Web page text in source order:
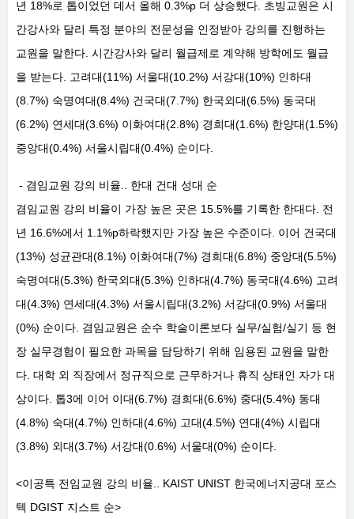
년 18%로 톱이었던 데서 올해 0.3%p 더 상승했다. 초빙교원은 시
간강사와 달리 특정 분야의 전문성을 인정받아 강의를 진행하는
교원을 말한다. 시간강사와 달리 월급제로 계약해 방학에도 월급
을 받는다. 고려대(11%) 서울대(10.2%) 서강대(10%) 인하대
(8.7%) 숙명여대(8.4%) 건국대(7.7%) 한국외대(6.5%) 동국대
(6.2%) 연세대(3.6%) 이화여대(2.8%) 경희대(1.6%) 한양대(1.5%)
중앙대(0.4%) 서울시립대(0.4%) 순이다.
- 겸임교원 강의 비율.. 한대 건대 성대 순
겸임교원 강의 비율이 가장 높은 곳은 15.5%를 기록한 한대다. 전
년 16.6%에서 1.1%p하락했지만 가장 높은 수준이다. 이어 건국대
(13%) 성균관대(8.1%) 이화여대(7%) 경희대(6.8%) 중앙대(5.5%)
숙명여대(5.3%) 한국외대(5.3%) 인하대(4.7%) 동국대(4.6%) 고려
대(4.3%) 연세대(4.3%) 서울시립대(3.2%) 서강대(0.9%) 서울대
(0%) 순이다. 겸임교원은 순수 학술이론보다 실무/실험/실기 등 현
장 실무경험이 필요한 과목을 담당하기 위해 임용된 교원을 말한
다. 대학 외 직장에서 정규직으로 근무하거나 휴직 상태인 자가 대
상이다. 톱3에 이어 이대(6.7%) 경희대(6.6%) 중대(5.4%) 동대
(4.8%) 숙대(4.7%) 인하대(4.6%) 고대(4.5%) 연대(4%) 시립대
(3.8%) 외대(3.7%) 서강대(0.6%) 서울대(0%) 순이다.
<이공특 전임교원 강의 비율.. KAIST UNIST 한국에너지공대 포스
텍 DGIST 지스트 순>